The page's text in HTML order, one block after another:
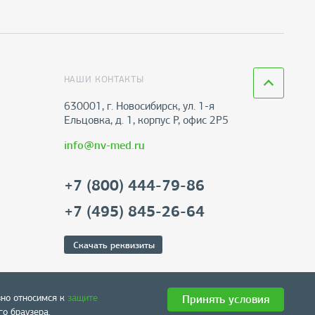
НАШИ КОНТАКТЫ
630001, г. Новосибирск, ул. 1-я
Ельцовка, д. 1, корпус Р, офис 2Р5
info@nv-med.ru
+7 (800) 444-79-86
+7 (495) 845-26-64
Скачать реквизиты
относимся к защите
браузера.
Принять условия